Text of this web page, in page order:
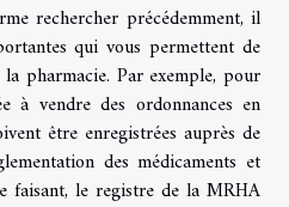
rechercher précédemment, il
qui vous permettent de
pharmacie. Par exemple, pour
à vendre des ordonnances en
être enregistrées auprès de
des médicaments et
faisant, le registre de la MRHA